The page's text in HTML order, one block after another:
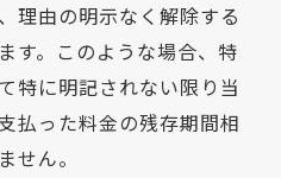
理由の明示なく解除する
す。このような場合、特
特に明記されない限り当
払った料金の残存期間相
せん。